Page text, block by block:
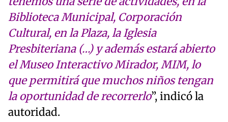
Biblioteca Municipal, Corporación
Cultural, en la Plaza, la Iglesia
Presbiteriana (…) y además estará abierto
el Museo Interactivo Mirador, MIM, lo
que permitirá que muchos niños tengan
la oportunidad de recorrerlo”, indicó la
autoridad.